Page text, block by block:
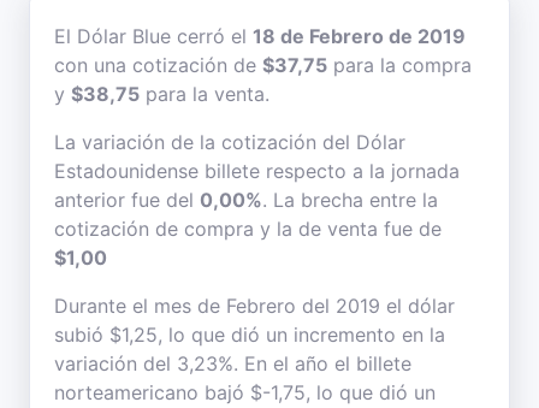
El Dólar Blue cerró el 18 de Febrero de 2019
con una cotización de $37,75 para la compra
y $38,75 para la venta.
La variación de la cotización del Dólar
Estadounidense billete respecto a la jornada
anterior fue del 0,00%. La brecha entre la
cotización de compra y la de venta fue de
$1,00
Durante el mes de Febrero del 2019 el dólar
subió $1,25, lo que dió un incremento en la
variación del 3,23%. En el año el billete
norteamericano bajó $-1,75, lo que dió un